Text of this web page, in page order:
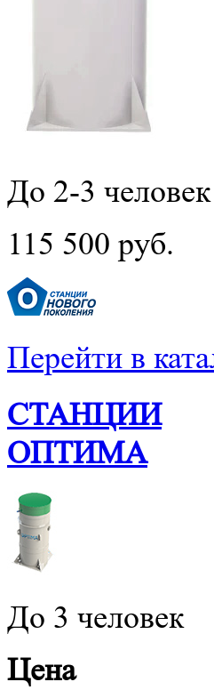
До 2-3 человек
115 500 руб.
Перейти в
СТАНЦИИ
ОПТИМА
До 3 человек
Цена